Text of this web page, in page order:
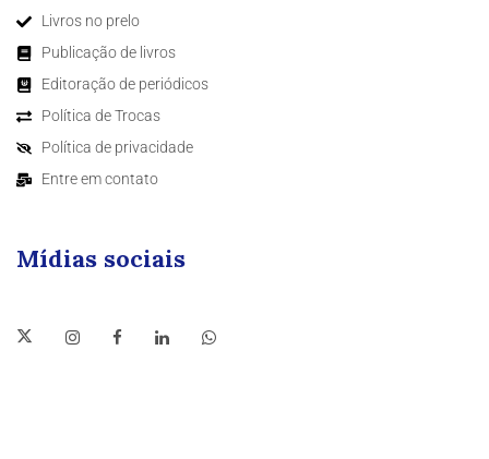
Livros no prelo
Publicação de livros
Editoração de periódicos
Política de Trocas
Política de privacidade
Entre em contato
Mídias sociais